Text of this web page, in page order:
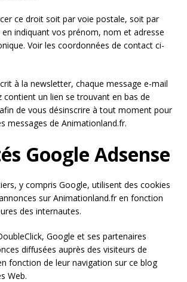
ce droit soit par voie postale, soit par
indiquant vos prénom, nom et adresse
Voir les coordonnées de contact ci-
à la newsletter, chaque message e-mail
contient un lien se trouvant en bas de
de vous désinscrire à tout moment pour
messages de Animationland.fr.
Google Adsense
y compris Google, utilisent des cookies
sur Animationland.fr en fonction
des internautes.
Google et ses partenaires
diffusées auprès des visiteurs de
fonction de leur navigation sur ce blog
Web.